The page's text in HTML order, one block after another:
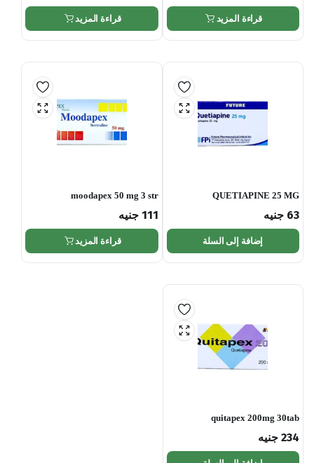
قراءة المزيد قراءة المزيد
QUETIAPINE 25 MG
63 جنيه
إضافة إلى السلة
moodapex 50 mg 3 str
111 جنيه
قراءة المزيد
quitapex 200mg 30tab
234 جنيه